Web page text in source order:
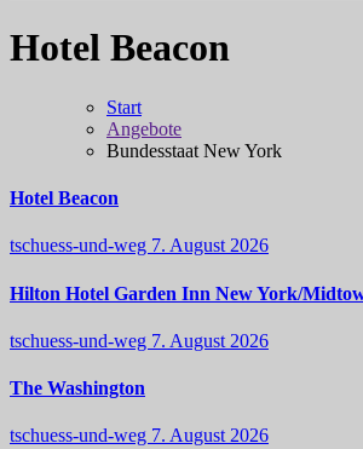
Hotel Beacon
Start
Angebote
Bundesstaat New York
Hotel Beacon
tschuess-und-weg 7. August 2026
Hilton Hotel Garden Inn New York/
tschuess-und-weg 7. August 2026
The Washington
tschuess-und-weg 7. August 2026